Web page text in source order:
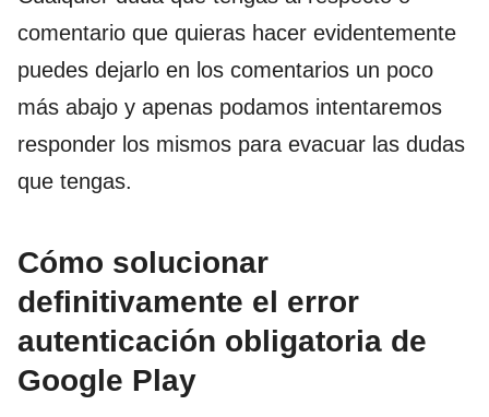
comentario que quieras hacer evidentemente
puedes dejarlo en los comentarios un poco
más abajo y apenas podamos intentaremos
responder los mismos para evacuar las dudas
que tengas.
Cómo solucionar
definitivamente el error
autenticación obligatoria de
Google Play